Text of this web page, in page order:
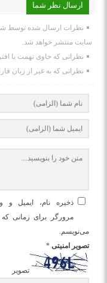
ارسال نظر شما
نظرات ارسال شده توسط
سایت منتشر خواهد شد.
نظراتی که حاوی تهمت یا
نظراتی که به غیر از زبان
ذخیره نام، ایمیل و
مرورگر برای زمانی که
می‌نویسم.
تصویر امنیتی *